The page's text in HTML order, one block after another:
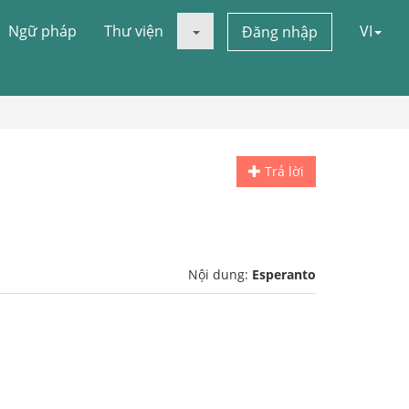
Ngữ pháp Thư viện Đăng nhập VI
Trả lời
Nội dung: Esperanto